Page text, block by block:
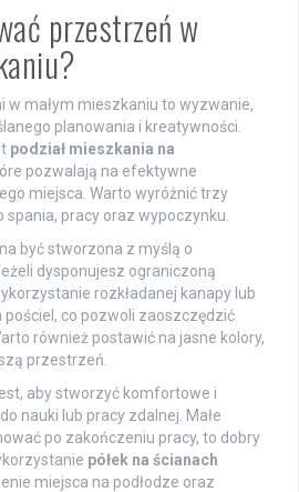
przestrzeń w
w małym mieszkaniu to wyzwanie,
planowania i kreatywności.
podział mieszkania na
pozwalają na efektywne
miejsca. Warto wyróżnić trzy
spania, pracy oraz wypoczynku.
być stworzona z myślą o
dysponujesz ograniczoną
rozkładanej kanapy lub
pościel, co pozwoli zaoszczędzić
również postawić na jasne kolory,
przestrzeń.
aby stworzyć komfortowe i
nauki lub pracy zdalnej. Małe
po zakończeniu pracy, to dobry
półek na ścianach
miejsca na podłodze oraz